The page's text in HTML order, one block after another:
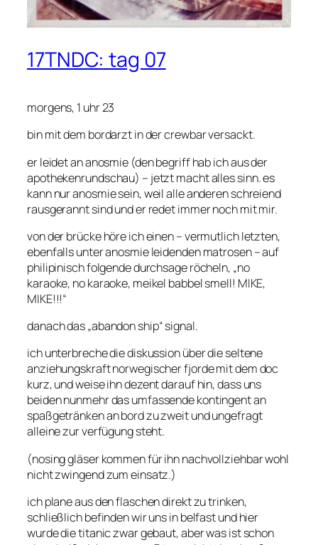
17TNDC: tag 07
morgens, 1 uhr 23
bin mit dem bordarzt in der crewbar versackt.
er leidet an anosmie (den begriff hab ich aus der
apothekenrundschau) – jetzt macht alles sinn. es
kann nur anosmie sein, weil alle anderen schreiend
rausgerannt sind und er redet immer noch mit mir.
von der brücke höre ich einen – vermutlich letzten,
ebenfalls unter anosmie leidenden matrosen – auf
philipinisch folgende durchsage röcheln, „no
karaoke, no karaoke, meikel babbel smell! MIKE,
MIKE!!!“
danach das „abandon ship“ signal.
ich unterbreche die diskussion über die seltene
anziehungskraft norwegischer fjorde mit dem doc
kurz, und weise ihn dezent darauf hin, dass uns
beiden nunmehr das umfassende kontingent an
spaßgetränken an bord zu zweit und ungefragt
alleine zur verfügung steht.
(nosing gläser kommen für ihn nachvollziehbar wohl
nicht zwingend zum einsatz.)
ich plane aus den flaschen direkt zu trinken,
schließlich befinden wir uns in belfast und hier
wurde die titanic zwar gebaut, aber was ist schon